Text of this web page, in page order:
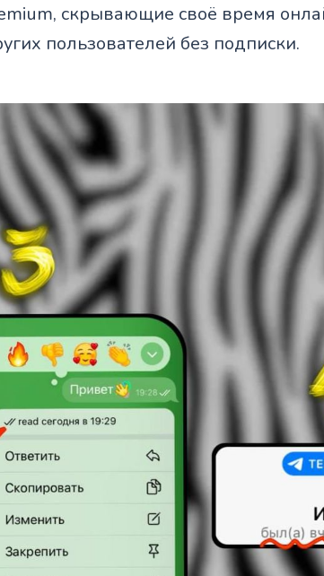
скрывающие своё время
пользователей без подписки.